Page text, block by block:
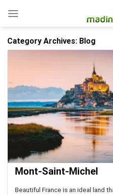
Category Archives: Blog
Mont-Saint-Michel
Beautiful France is an ideal land